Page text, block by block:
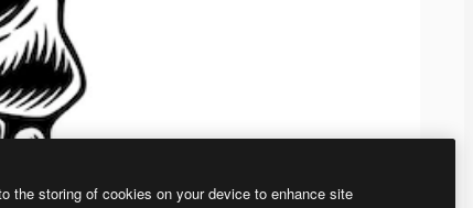
the storing of cookies on your device to enhance site